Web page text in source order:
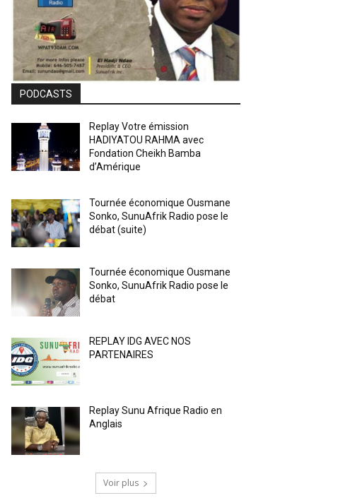
PODCASTS
Replay Votre émission
HADIYATOU RAHMA avec
Fondation Cheikh Bamba
d’Amérique
Tournée économique Ousmane
Sonko, SunuAfrik Radio pose le
débat (suite)
Tournée économique Ousmane
Sonko, SunuAfrik Radio pose le
débat
REPLAY IDG AVEC NOS
PARTENAIRES
Replay Sunu Afrique Radio en
Anglais
Voir plus